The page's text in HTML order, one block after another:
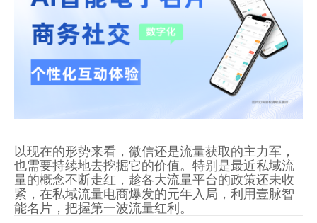
以现在的形势来看，微信还是流量获取的主力军，
也需要持续地去挖掘它的价值。特别是最近私域流
量的概念不断走红，趁各大流量平台的政策还未收
紧，在私域流量电商爆发的元年入局，利用壹脉智
能名片，把握第一波流量红利。